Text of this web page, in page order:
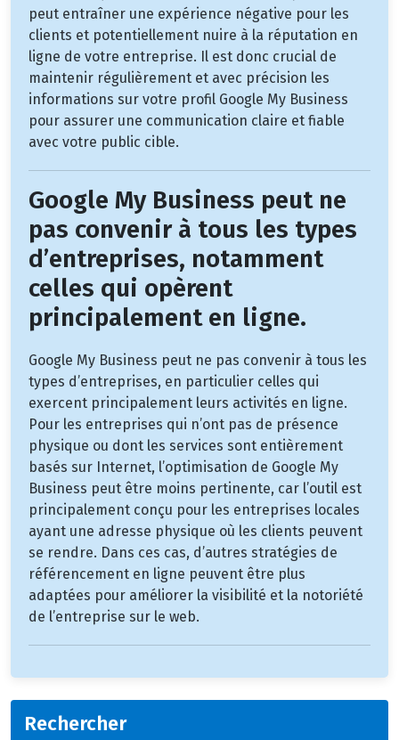
peut entraîner une expérience négative pour les
clients et potentiellement nuire à la réputation en
ligne de votre entreprise. Il est donc crucial de
maintenir régulièrement et avec précision les
informations sur votre profil Google My Business
pour assurer une communication claire et fiable
avec votre public cible.
Google My Business peut ne
pas convenir à tous les types
d’entreprises, notamment
celles qui opèrent
principalement en ligne.
Google My Business peut ne pas convenir à tous les
types d’entreprises, en particulier celles qui
exercent principalement leurs activités en ligne.
Pour les entreprises qui n’ont pas de présence
physique ou dont les services sont entièrement
basés sur Internet, l’optimisation de Google My
Business peut être moins pertinente, car l’outil est
principalement conçu pour les entreprises locales
ayant une adresse physique où les clients peuvent
se rendre. Dans ces cas, d’autres stratégies de
référencement en ligne peuvent être plus
adaptées pour améliorer la visibilité et la notoriété
de l’entreprise sur le web.
Rechercher